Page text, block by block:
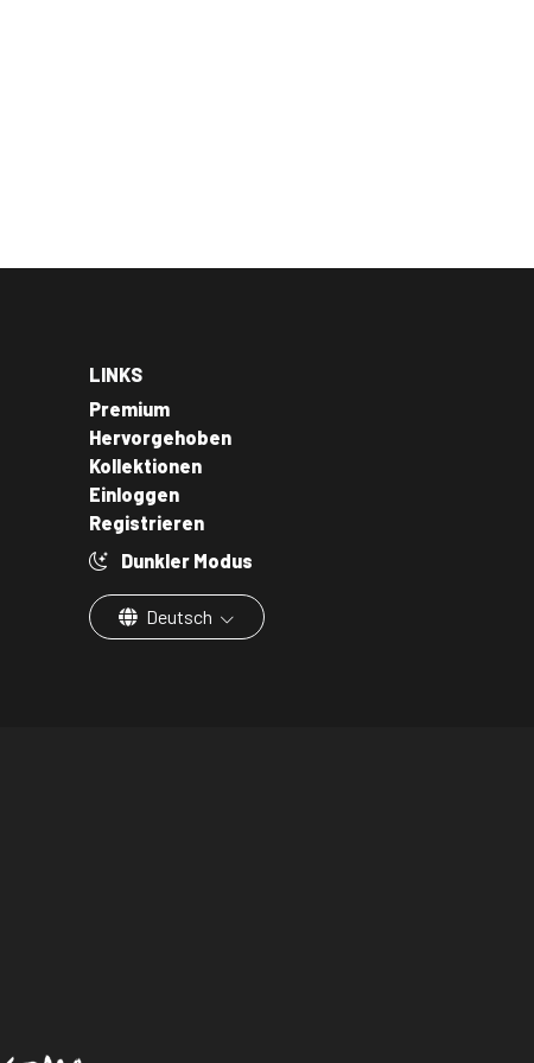
LINKS
Premium
Hervorgehoben
Kollektionen
Einloggen
Registrieren
Dunkler Modus
Deutsch